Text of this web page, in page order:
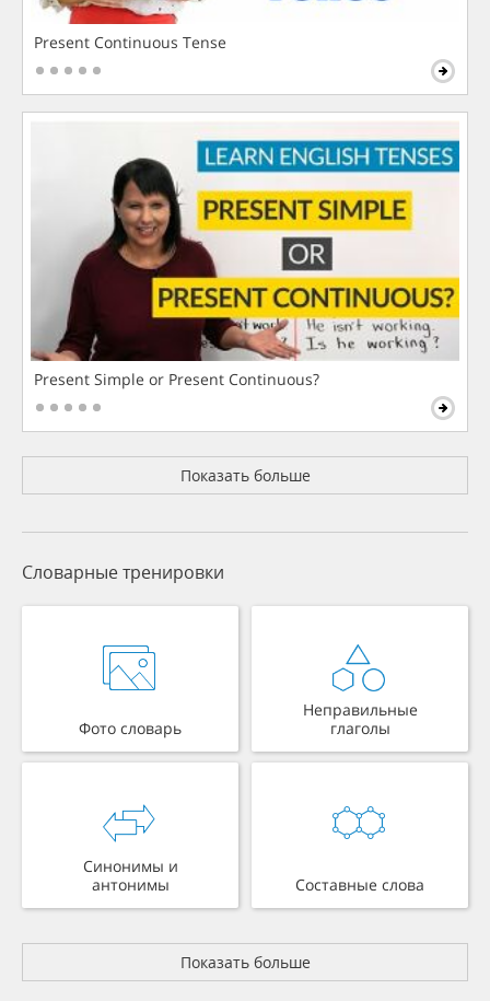
Present Continuous Tense
Present Simple or Present Continuous?
Показать больше
Словарные тренировки
Фото словарь
Неправильные
глаголы
Синонимы и
антонимы
Составные слова
Показать больше